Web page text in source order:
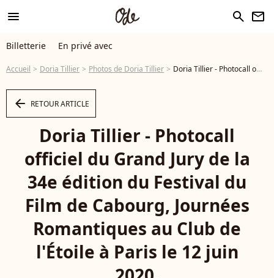
menu search newsletter
Billetterie En privé avec
Accueil Doria Tillier Photos de Doria Tillier Doria Tillier - Photocall officiel du Grand Jury de la 34e édition du Festival du Film de Cabourg, Journées Romantiques au Club de l'Étoile à Paris le 12 juin 2020. © Agence/Bestimage - Photo
arrow_left RETOUR ARTICLE
Doria Tillier - Photocall
officiel du Grand Jury de la
34e édition du Festival du
Film de Cabourg, Journées
Romantiques au Club de
l'Étoile à Paris le 12 juin